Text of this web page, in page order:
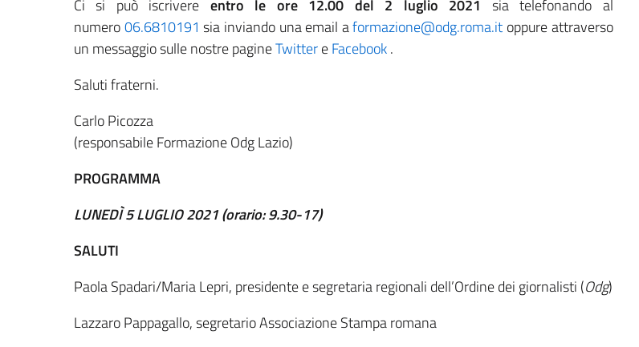
Ci si può iscrivere entro le ore 12.00 del 2 luglio 2021 sia telefonando al
numero06.6810191 sia inviando una email aformazione@odg.roma.it oppure attraverso
un messaggio sulle nostre pagineTwittereFacebook.
Saluti fraterni.
Carlo Picozza
(responsabile Formazione Odg Lazio)
PROGRAMMA
LUNEDÌ 5 LUGLIO 2021 (orario: 9.30-17)
SALUTI
Paola Spadari/Maria Lepri, presidente e segretaria regionali dell’Ordine dei giornalisti (Odg)
Lazzaro Pappagallo, segretario Associazione Stampa romana